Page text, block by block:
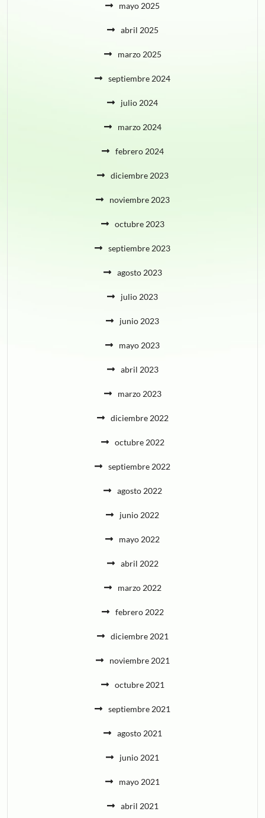
mayo 2025
abril 2025
marzo 2025
septiembre 2024
julio 2024
marzo 2024
febrero 2024
diciembre 2023
noviembre 2023
octubre 2023
septiembre 2023
agosto 2023
julio 2023
junio 2023
mayo 2023
abril 2023
marzo 2023
diciembre 2022
octubre 2022
septiembre 2022
agosto 2022
junio 2022
mayo 2022
abril 2022
marzo 2022
febrero 2022
diciembre 2021
noviembre 2021
octubre 2021
septiembre 2021
agosto 2021
junio 2021
mayo 2021
abril 2021